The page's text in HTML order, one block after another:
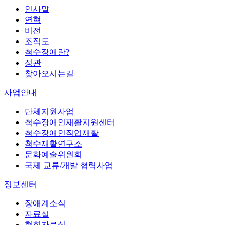
인사말
연혁
비전
조직도
척수장애란?
정관
찾아오시는길
사업안내
단체지원사업
척수장애인재활지원센터
척수장애인직업재활
척수재활연구소
문화예술위원회
국제 교류/개발 협력사업
정보센터
장애계소식
자료실